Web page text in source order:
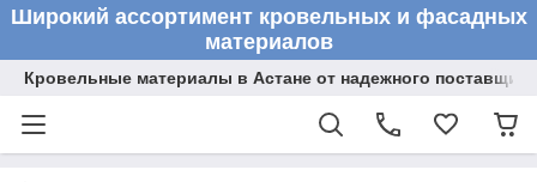
Широкий ассортимент кровельных и фасадных
материалов
Кровельные материалы в Астане от надежного